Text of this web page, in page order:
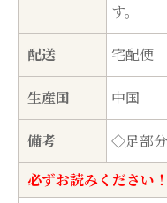
す。
配送 宅配便
生産国 中国
備考
◇足部分
必ずお読みください！